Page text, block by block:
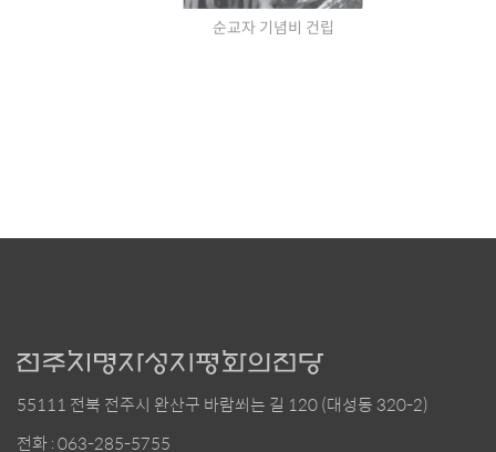
순교자 기념비 건립
55111 전북 전주시 완산구 바람쐬는 길 120 (대성동 320-2)
전화 : 063-285-5755